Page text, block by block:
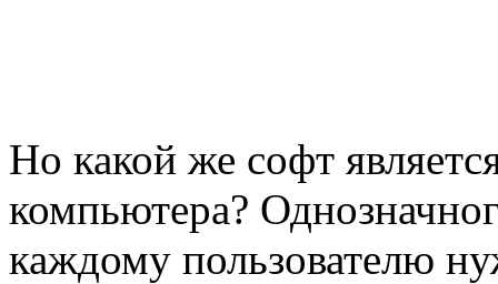
Но какой же софт
компьютера?
каждому пользователю